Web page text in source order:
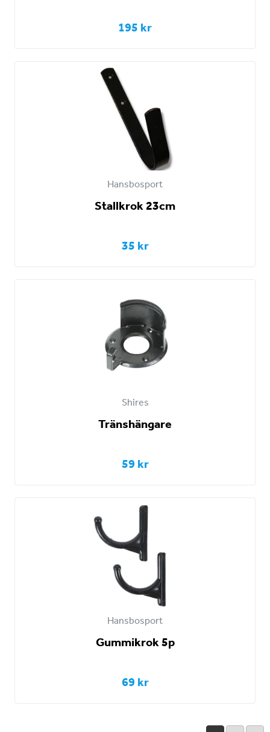
195 kr
Hansbosport
Stallkrok 23cm
35 kr
Shires
Tränshängare
59 kr
Hansbosport
Gummikrok 5p
69 kr